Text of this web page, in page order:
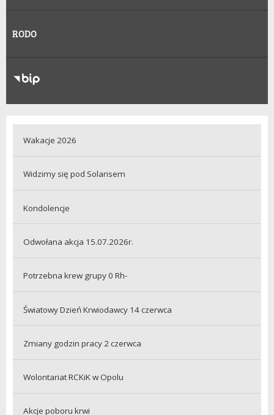
RODO
RODO
Wakacje 2026
Widzimy się pod Solarisem
Kondolencje
Odwołana akcja 15.07.2026r.
Potrzebna krew grupy 0 Rh-
Światowy Dzień Krwiodawcy 14 czerwca
Zmiany godzin pracy 2 czerwca
Wolontariat RCKiK w Opolu
Akcje poboru krwi